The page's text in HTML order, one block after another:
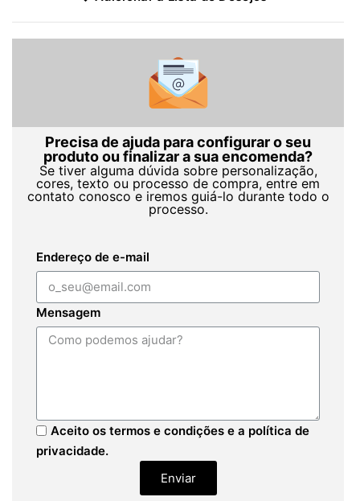
Precisa de ajuda para configurar o seu
produto ou finalizar a sua encomenda?
Se tiver alguma dúvida sobre personalização,
cores, texto ou processo de compra, entre em
contato conosco e iremos guiá-lo durante todo o
processo.
Endereço de e-mail
Mensagem
Aceito os termos e condições e a política de
privacidade.
Enviar